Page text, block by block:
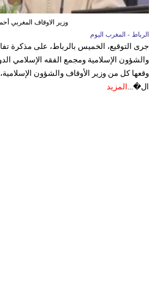
وزير الاوقاف المغربي
الرباط - المغرب اليوم
جرى التوقيع، الخميس بالرباط، على مذكرة
والشؤون الإسلامية ومجمع الفقه الإسلامي
وقعها كل من وزير الأوقاف والشؤون
ال�... المزيد